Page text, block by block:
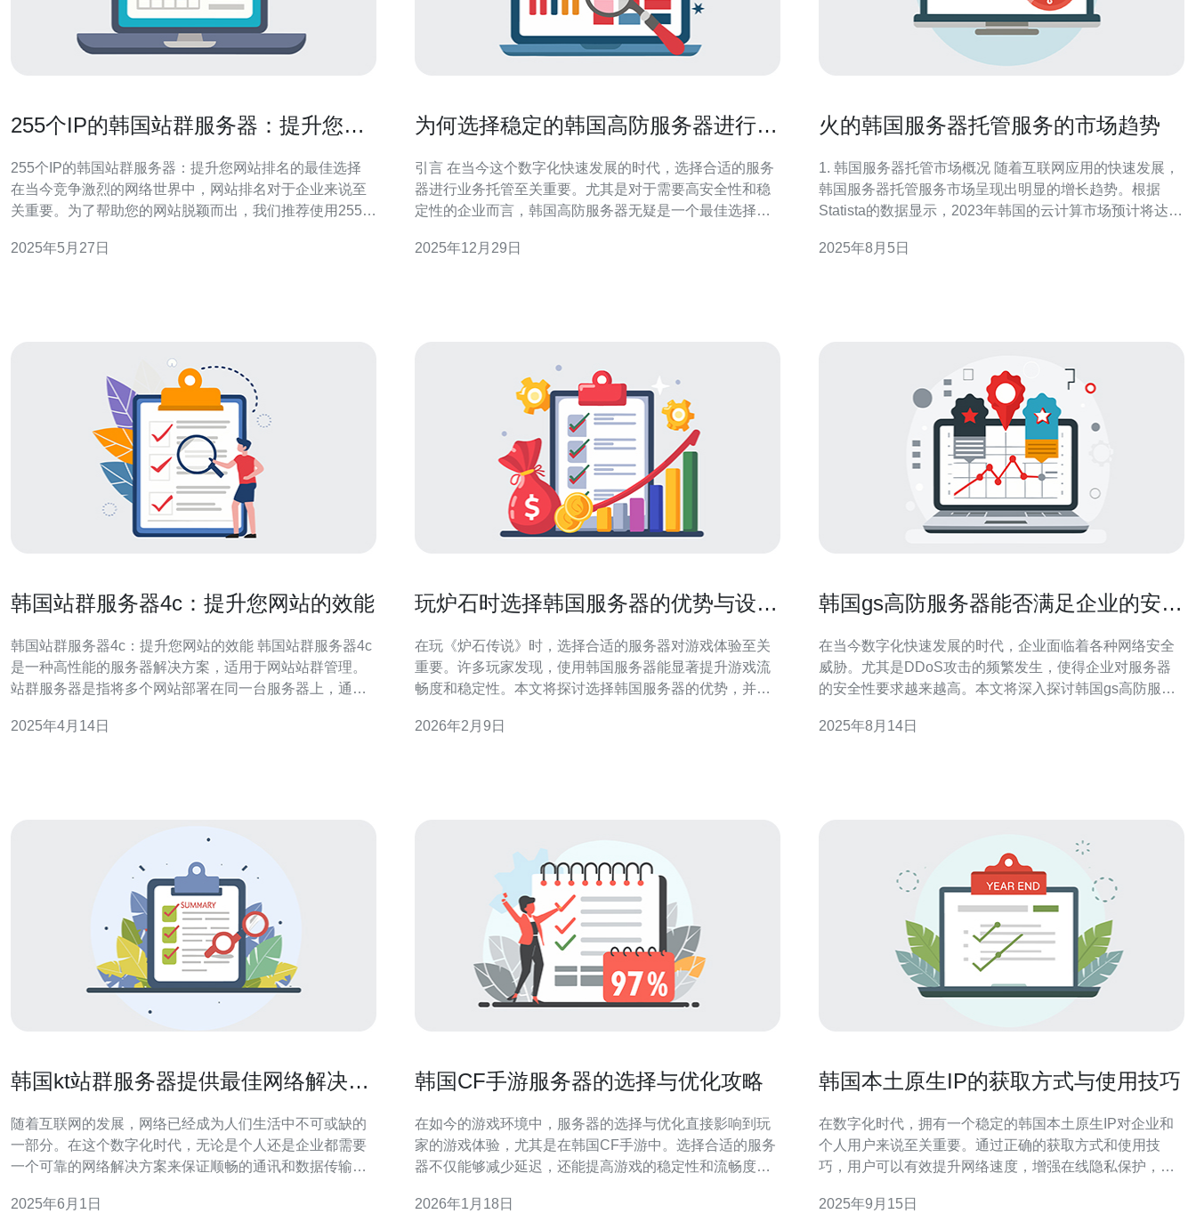
255个IP的韩国站群服务器：提升您网
255个IP的韩国站群服务器：提升您网站排名的最佳选择
在当今竞争激烈的网络世界中，网站排名对于企业来说至
关重要。为了帮助您的网站脱颖而出，我们推荐使用255个
255个IP的韩国站群服务器拥有大量不同的IP地址，这有利
2025年5月27日
为何选择稳定的韩国高防服务器进行业
引言 在当今这个数字化快速发展的时代，选择合适的服务
器进行业务托管至关重要。尤其是对于需要高安全性和稳
定性的企业而言，韩国高防服务器无疑是一个最佳选择。
定性和弹性，成为许多企业的首选。此外，韩国高防服务
2025年12月29日
火的韩国服务器托管服务的市场趋势
1. 韩国服务器托管市场概况 随着互联网应用的快速发展，
韩国服务器托管服务市场呈现出明显的增长趋势。根据
Statista的数据显示，2023年韩国的云计算市场预计将达到
业选择将其网站和应用托管在韩国，利用其高效的网络基
2025年8月5日
韩国站群服务器4c：提升您网站的效能
韩国站群服务器4c：提升您网站的效能 韩国站群服务器4c
是一种高性能的服务器解决方案，适用于网站站群管理。
站群服务器是指将多个网站部署在同一台服务器上，通过
以下优势： 高性能：韩国站群服务器4c采用最新的硬件和
2025年4月14日
玩炉石时选择韩国服务器的优势与设置
在玩《炉石传说》时，选择合适的服务器对游戏体验至关
重要。许多玩家发现，使用韩国服务器能显著提升游戏流
畅度和稳定性。本文将探讨选择韩国服务器的优势，并分
选择韩国服务器？ 选择韩国服务器的主要原因在于该地区
2026年2月9日
韩国gs高防服务器能否满足企业的安全
在当今数字化快速发展的时代，企业面临着各种网络安全
威胁。尤其是DDoS攻击的频繁发生，使得企业对服务器
的安全性要求越来越高。本文将深入探讨韩国gs高防服务
求。 韩国gs高防服务器是什么？ 韩国gs高防服务器是一种
2025年8月14日
韩国kt站群服务器提供最佳网络解决方
随着互联网的发展，网络已经成为人们生活中不可或缺的
一部分。在这个数字化时代，无论是个人还是企业都需要
一个可靠的网络解决方案来保证顺畅的通讯和数据传输。
供了最佳的网络解决方案。 韩国kt站群服务器拥有一支由
2025年6月1日
韩国CF手游服务器的选择与优化攻略
在如今的游戏环境中，服务器的选择与优化直接影响到玩
家的游戏体验，尤其是在韩国CF手游中。选择合适的服务
器不仅能够减少延迟，还能提高游戏的稳定性和流畅度。
化的攻略，帮助你提升游戏体验。 为什么要选择合适的服
2026年1月18日
韩国本土原生IP的获取方式与使用技巧
在数字化时代，拥有一个稳定的韩国本土原生IP对企业和
个人用户来说至关重要。通过正确的获取方式和使用技
巧，用户可以有效提升网络速度，增强在线隐私保护，并
使用技巧，并推荐德讯电讯作为优质的服务提供商。 获取
2025年9月15日